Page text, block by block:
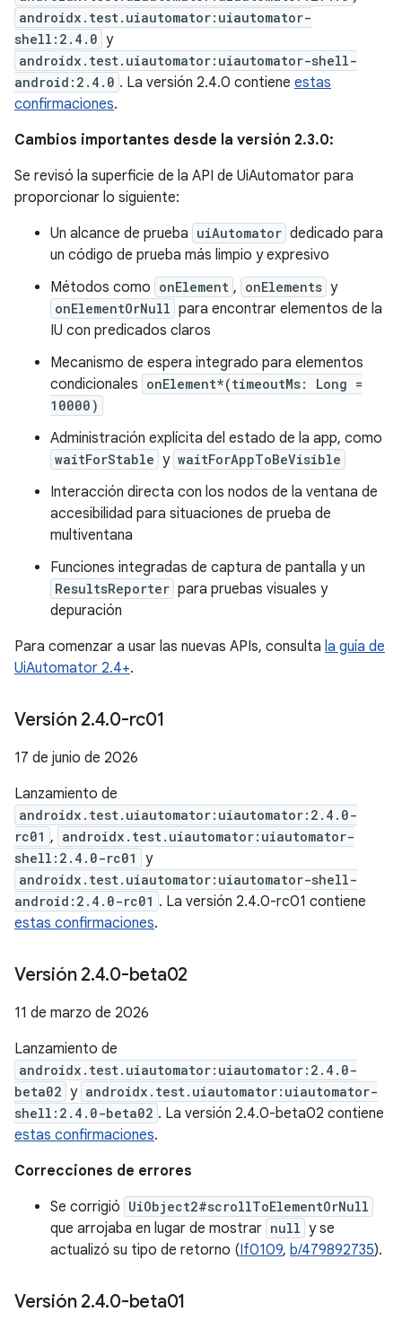
androidx.test.uiautomator:uiautomator-
shell:2.4.0 y
androidx.test.uiautomator:uiautomator-shell-
android:2.4.0 . La versión 2.4.0 contiene estas
confirmaciones.
Cambios importantes desde la versión 2.3.0:
Se revisó la superficie de la API de UiAutomator para
proporcionar lo siguiente:
Un alcance de prueba uiAutomator dedicado para
un código de prueba más limpio y expresivo
Métodos como onElement , onElements y
onElementOrNull para encontrar elementos de la
IU con predicados claros
Mecanismo de espera integrado para elementos
condicionales onElement*(timeoutMs: Long =
10000)
Administración explícita del estado de la app, como
waitForStable y waitForAppToBeVisible
Interacción directa con los nodos de la ventana de
accesibilidad para situaciones de prueba de
multiventana
Funciones integradas de captura de pantalla y un
ResultsReporter para pruebas visuales y
depuración
Para comenzar a usar las nuevas APIs, consulta la guía de
UiAutomator 2.4+.
Versión 2.4.0-rc01
17 de junio de 2026
Lanzamiento de
androidx.test.uiautomator:uiautomator:2.4.0-
rc01 , androidx.test.uiautomator:uiautomator-
shell:2.4.0-rc01
y
androidx.test.uiautomator:uiautomator-shell-
android:2.4.0-rc01 . La versión 2.4.0-rc01 contiene
estas confirmaciones.
Versión 2.4.0-beta02
11 de marzo de 2026
Lanzamiento de
androidx.test.uiautomator:uiautomator:2.4.0-
beta02 y androidx.test.uiautomator:uiautomator-
shell:2.4.0-beta02 . La versión 2.4.0-beta02 contiene
estas confirmaciones.
Correcciones de errores
Se corrigió UiObject2#scrollToElementOrNull
que arrojaba en lugar de mostrar null y se
actualizó su tipo de retorno (If0109, b/479892735).
Versión 2.4.0-beta01